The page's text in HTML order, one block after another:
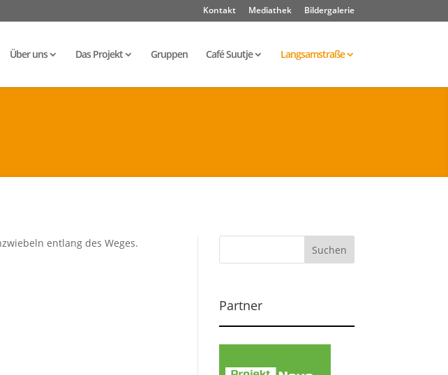
Kontakt Mediathek Bildergalerie
Über uns Das Projekt Gruppen Café Suutje Langsamstraße
entlang des Weges.
Partner